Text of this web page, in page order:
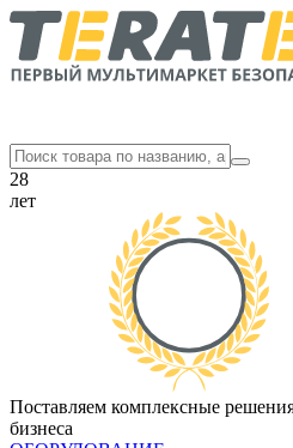
28
лет
Поставляем комплексные
бизнеса